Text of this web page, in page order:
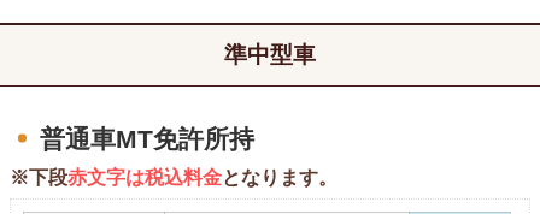
準中型車
普通車MT免許所持
※下段赤文字は税込料金となります。